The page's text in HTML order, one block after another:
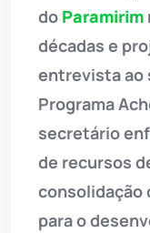
do Paramirim
décadas e
entrevista ao
Programa
secretário
de recursos
consolidação
para o